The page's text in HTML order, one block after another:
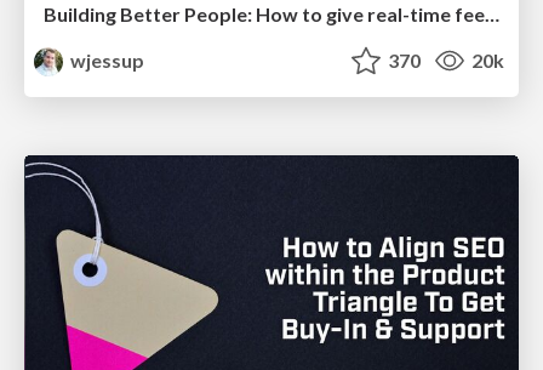
Building Better People: How to give real-time feedback that sticks.
wjessup
370 20k